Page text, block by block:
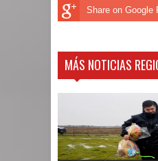
Share on Google
MÁS NOTICIAS